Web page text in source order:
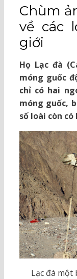
ON
Chùm
về các
giới
Họ Lạc đà
móng guốc
chỉ có hai
móng guốc,
số loài còn
Lạc đà một